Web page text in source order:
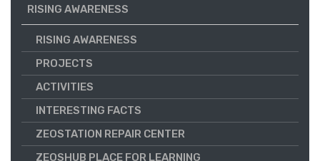
RISING AWARENESS
RISING AWARENESS
PROJECTS
ACTIVITIES
INTERESTING FACTS
ZEOSTATION REPAIR CENTER
ZEOSHUB PLACE FOR LEARNING